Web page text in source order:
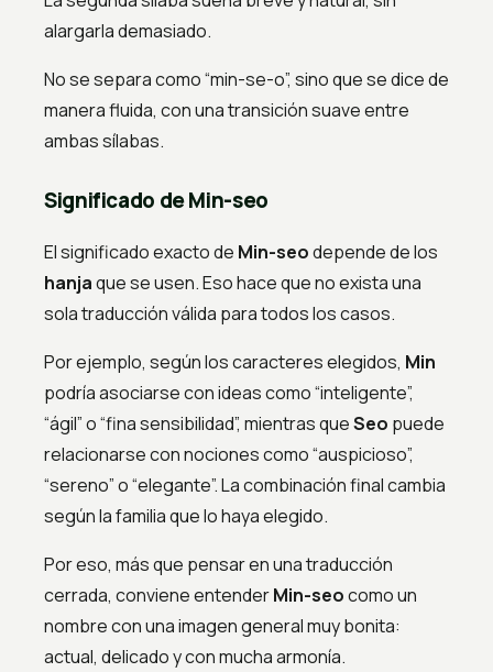
alargarla demasiado.
No se separa como “min-se-o”, sino que se dice de
manera fluida, con una transición suave entre
ambas sílabas.
Significado de Min-seo
El significado exacto de Min-seodepende de los
hanjaque se usen. Eso hace que no exista una
sola traducción válida para todos los casos.
Por ejemplo, según los caracteres elegidos, Min
podría asociarse con ideas como “inteligente”,
“ágil” o “fina sensibilidad”, mientras queSeo puede
relacionarse con nociones como “auspicioso”,
“sereno” o “elegante”. La combinación final cambia
según la familia que lo haya elegido.
Por eso, más que pensar en una traducción
cerrada, conviene entenderMin-seocomo un
nombre con una imagen general muy bonita:
actual, delicado y con mucha armonía.